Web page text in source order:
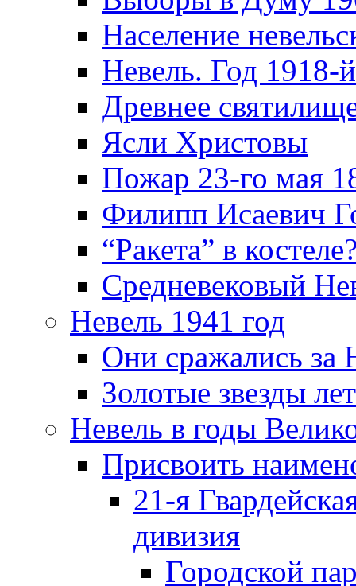
Население
Невель. Год 1918-
Древнее
Ясли Христовы
Пожар 23-го мая
Филипп Исаевич
“Ракета” в
Средневековый
Невель 1941 год
Они сражались за
Золотые звезды
Невель в годы
Присвоить
21-я
дивизия
Городской